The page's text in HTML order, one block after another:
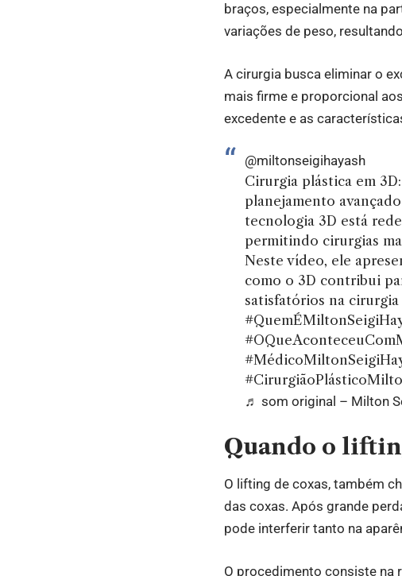
braços, especialmente na
variações de peso,
A cirurgia busca eliminar o
mais firme e proporcional
excedente e as
@miltonseigihayash
Cirurgia plástica em
planejamento
tecnologia 3D está
permitindo cirurgias
Neste vídeo, ele
como o 3D contribui
satisfatórios na cirurgia
♬ som original – Milton
Quando o
O lifting de coxas, também
das coxas. Após grande
pode interferir tanto na
O procedimento consiste na